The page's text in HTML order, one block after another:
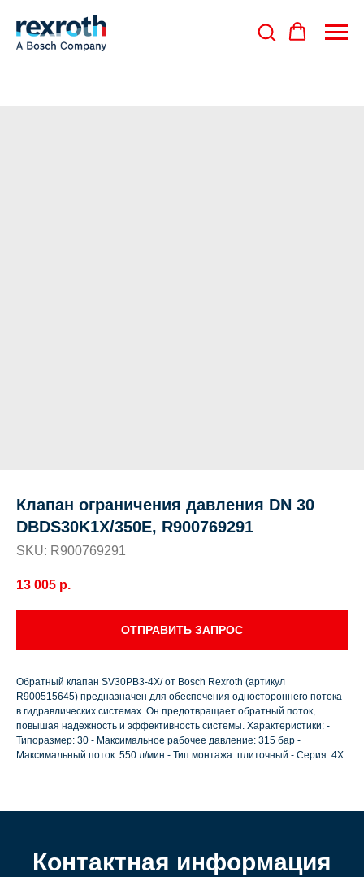
Клапан ограничения давления DN 30
DBDS30K1X/350E, R900769291
SKU: R900769291
13 005 р.
ОТПРАВИТЬ ЗАПРОС
Обратный клапан SV30PB3-4X/ от Bosch Rexroth (артикул
R900515645) предназначен для обеспечения одностороннего потока
в гидравлических системах. Он предотвращает обратный поток,
повышая надежность и эффективность системы. Характеристики: -
Типоразмер: 30 - Максимальное рабочее давление: 315 бар -
Максимальный поток: 550 л/мин - Тип монтажа: плиточный - Серия: 4X
Контактная информация